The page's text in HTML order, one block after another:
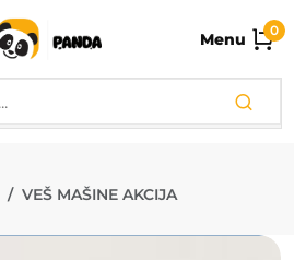
Menu 0
VEŠ MAŠINE AKCIJA